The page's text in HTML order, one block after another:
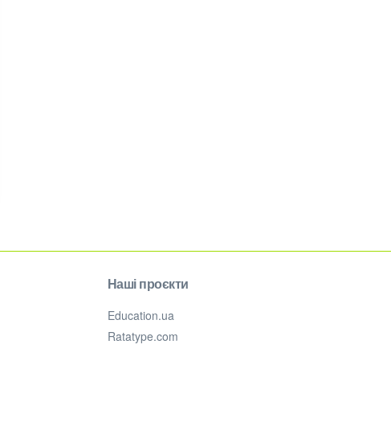
Наші проєкти
Education.ua
Ratatype.com